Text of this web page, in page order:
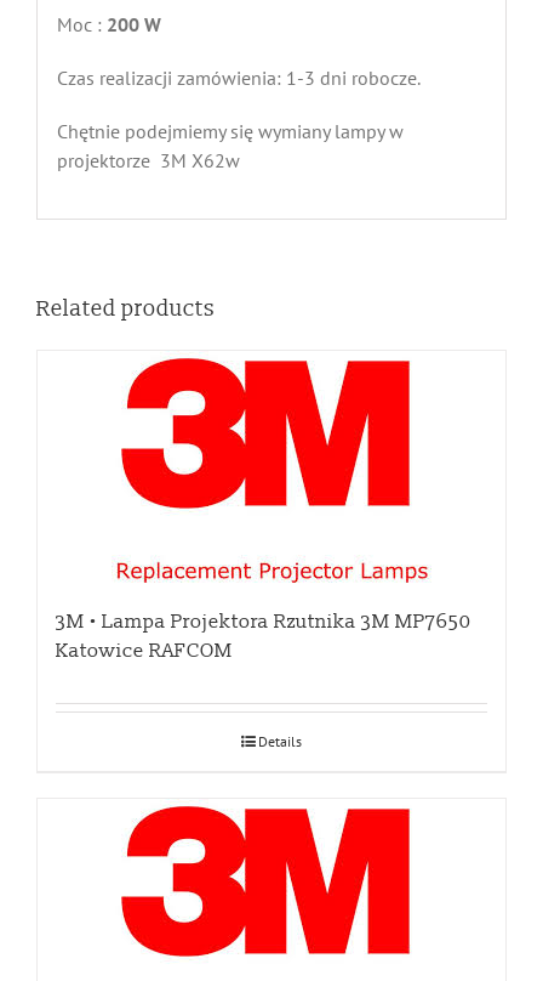
Moc : 200W
Czas realizacji zamówienia: 1-3 dni robocze.
Chętnie podejmiemy się wymiany lampy w
projektorze 3M X62w
Related products
3M • Lampa Projektora Rzutnika 3M MP7650
Katowice RAFCOM
Details